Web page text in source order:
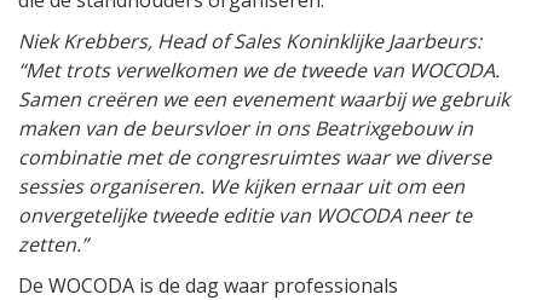
Niek Krebbers, Head of Sales Koninklijke Jaarbeurs:
“Met trots verwelkomen we de tweede van WOCODA.
Samen creëren we een evenement waarbij we gebruik
maken van de beursvloer in ons Beatrixgebouw in
combinatie met de congresruimtes waar we diverse
sessies organiseren. We kijken ernaar uit om een
onvergetelijke tweede editie van WOCODA neer te
zetten.”
De WOCODA is de dag waar professionals